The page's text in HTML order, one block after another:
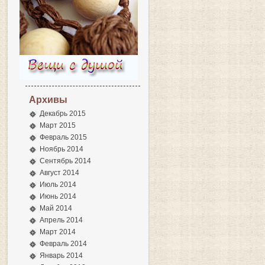
Архивы
Декабрь 2015
Март 2015
Февраль 2015
Ноябрь 2014
Сентябрь 2014
Август 2014
Июль 2014
Июнь 2014
Май 2014
Апрель 2014
Март 2014
Февраль 2014
Январь 2014